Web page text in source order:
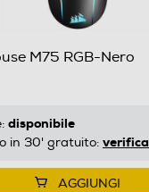
M75 RGB-Nero
disponibile
in 30' gratuito: verifica
AGGIUNGI